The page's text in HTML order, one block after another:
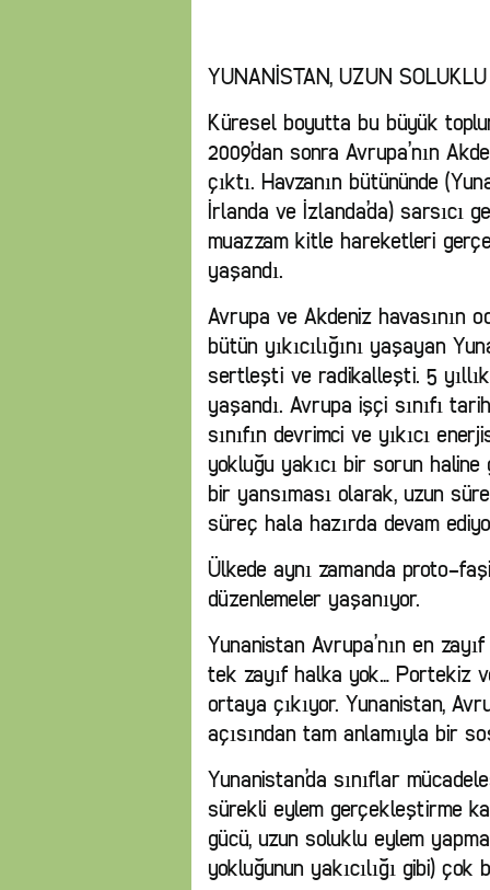
YUNANİSTAN, UZUN
Küresel boyutta bu büyük
2009’dan sonra Avrupa’nın
çıktı. Havzanın bütününde
İrlanda ve İzlanda’da) sarsıcı
muazzam kitle hareketleri
yaşandı.
Avrupa ve Akdeniz havasının
bütün yıkıcılığını yaşayan
sertleşti ve radikalleşti. 5
yaşandı. Avrupa işçi sınıfı
sınıfın devrimci ve yıkıcı
yokluğu yakıcı bir sorun
bir yansıması olarak, uzun
süreç hala hazırda devam
Ülkede aynı zamanda proto-
düzenlemeler yaşanıyor.
Yunanistan Avrupa’nın en
tek zayıf halka yok… Portekiz
ortaya çıkıyor. Yunanistan,
açısından tam anlamıyla bir
Yunanistan’da sınıflar
sürekli eylem gerçekleştirme
gücü, uzun soluklu eylem
yokluğunun yakıcılığı gibi)